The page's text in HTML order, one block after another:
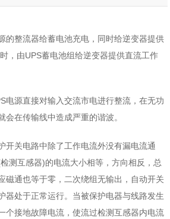
的整流器给蓄电池充电，同时给逆变器提供
，由UPS蓄电池组给逆变器提供直流工作
电源直接对输入交流市电进行整流，在无功
会在传输线中造成严重的谐波。
开关电路中除了工作电流外没有漏电流通
测互感器)的电流大小相等，方向相反，总
磁通也等于零，二次绕组无输出，自动开关
器处于正常运行。当被保护电器与线路发生
个接地故障电流，使流过检测互感器内电流